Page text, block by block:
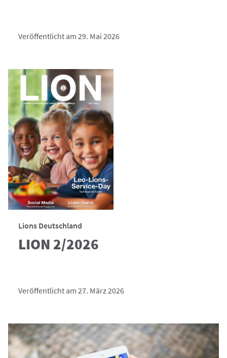
Veröffentlicht am 29. Mai 2026
Lions Deutschland
LION 2/2026
Veröffentlicht am 27. März 2026